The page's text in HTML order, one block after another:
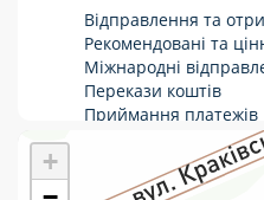
Фінансові послуги:
Термінові перекази
Перекази
Комунальні та інші
Відправлення та
Рекомендовані та
Міжнародні
Перекази коштів
Приймання платежів
Поповнення
Оформлення
журнали
+